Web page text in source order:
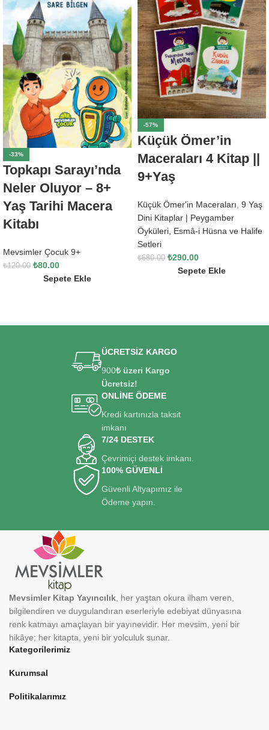
-33%
Topkapı Sarayı’nda
Neler Oluyor – 8+
Yaş Tarihi Macera
Kitabı
Mevsimler Çocuk 9+
₺120.00 ₺80.00
Sepete Ekle
-57%
Küçük Ömer’in
Maceraları 4 Kitap ||
9+Yaş
Küçük Ömer'in Maceraları, 9 Yaş
Dini Kitaplar | Peygamber
Öyküleri, Esmâ-i Hüsna ve Halife
Setleri
₺680.00 ₺290.00
Sepete Ekle
ÜCRETSİZ KARGO
900₺ üzeri Kargo
Ücretsiz!
ONLİNE ÖDEME
Kredi kartınızla taksit
imkanı
7/24 DESTEK
Çevrimiçi destek imkanı.
100% GÜVENLİ
Güvenli Altyapımız ile
Ödeme yapın.
Kategorilerimiz
Kurumsal
Politikalarımız
Mevsimler Kitap Yayıncılık, her yaştan okura ilham veren,
bilgilendiren ve duygulandıran eserleriyle edebiyat dünyasına
renk katmayı amaçlayan bir yayınevidir. Her mevsim, yeni bir
hikâye; her kitapta, yeni bir yolculuk sunar.